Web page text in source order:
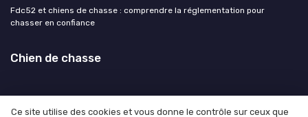
Fdc52 et chiens de chasse : comprendre la réglementation pour
chasser en confiance
Chien de chasse
Ce site utilise des cookies et vous donne le contrôle sur ceux que